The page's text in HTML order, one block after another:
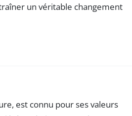
un véritable changement
est connu pour ses valeurs